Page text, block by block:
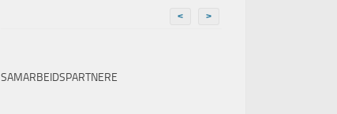
< >
SAMARBEIDSPARTNERE